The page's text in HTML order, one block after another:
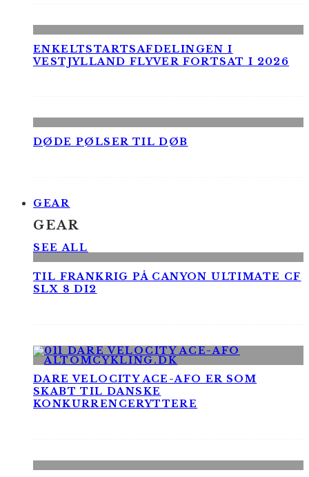
ENKELTSTARTSAFDELINGEN I
VESTJYLLAND FLYVER FORTSAT I 2026
DØDE PØLSER TIL DØB
GEAR
GEAR
SEE ALL
TIL FRANKRIG PÅ CANYON ULTIMATE CF
SLX 8 DI2
DARE VELOCITY ACE-AFO ER SOM
SKABT TIL DANSKE
KONKURRENCERYTTERE